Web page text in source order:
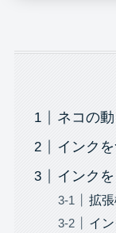
ネコの動
インク
インク
拡
イ